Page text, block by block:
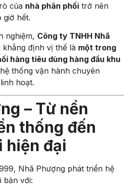
của nhà phân phối trở nên
giờ hết.
nghiệm, Công ty TNHH Nhã
khẳng định vị thế là một trong
hàng tiêu dùng hàng đầu khu
thống vận hành chuyên
hoạt.
– Từ nền
thống đến
hiện đại
Nhã Phượng phát triển hệ
bản với: